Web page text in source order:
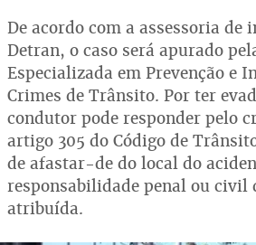
De acordo com a assessoria de
Detran, o caso será apurado
Especializada em Prevenção e
Crimes de Trânsito. Por ter
condutor pode responder pelo
artigo 305 do Código de
de afastar-de do local do
responsabilidade penal ou civil
atribuída.